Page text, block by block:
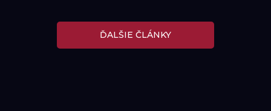
ĎALŠIE ČLÁNKY